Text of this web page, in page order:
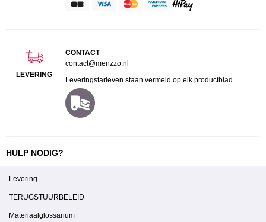
LEVERING
CONTACT
contact@menzzo.nl
Leveringstarieven staan vermeld op elk productblad
HULP NODIG?
Levering
TERUGSTUURBELEID
Materiaalglossarium